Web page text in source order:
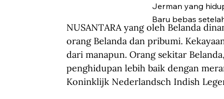
Jerman yang
Baru bebas
NUSANTARA yang oleh Belanda
orang Belanda dan pribumi.
dari manapun. Orang sekitar
penghidupan lebih baik dengan
Koninklijk Nederlandsch Indish